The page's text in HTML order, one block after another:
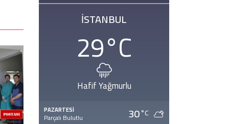
İSTANBUL
29°C
Hafif Yağmurlu
PAZARTESI
Parçalı Bulutlu 30°C